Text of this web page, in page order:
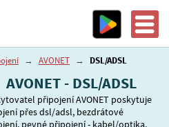
→ AVONET → DSL/ADSL
AVONET - DSL/ADSL
připojení AVONET poskytuje
přes dsl/adsl, bezdrátové
pevné připojení - kabel/optika.